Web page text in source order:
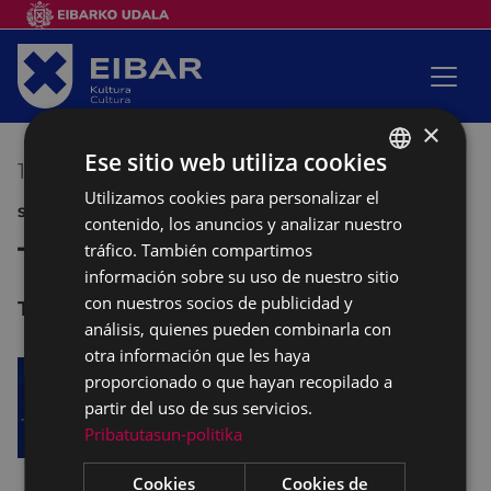
16/06/2019 18:00 -20:00
SANJUANAK DEPORTE
Tiro con arco
TXALTXA ZELAI
BASQUE
SPANISH
×
Ese sitio web utiliza cookies
Utilizamos cookies para personalizar el
contenido, los anuncios y analizar nuestro
tráfico. También compartimos
información sobre su uso de nuestro sitio
con nuestros socios de publicidad y
análisis, quienes pueden combinarla con
otra información que les haya
proporcionado o que hayan recopilado a
partir del uso de sus servicios.
Pribatutasun-politika
Cookies
Cookies de